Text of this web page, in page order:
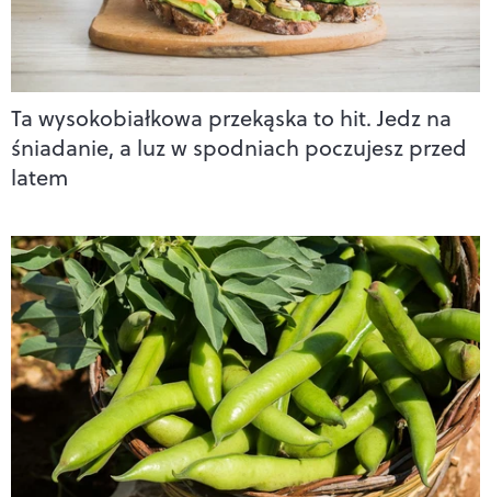
Ta wysokobiałkowa przekąska to hit. Jedz na
śniadanie, a luz w spodniach poczujesz przed
latem